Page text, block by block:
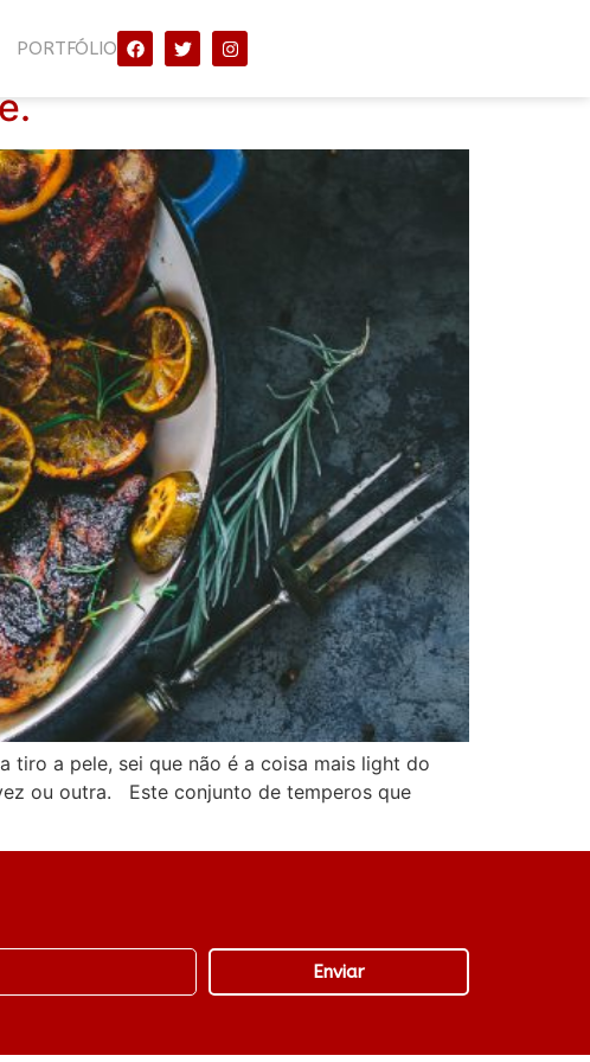
PORTFÓLIO
tiro a pele, sei que não é a coisa mais light do
ou outra. Este conjunto de temperos que
Enviar